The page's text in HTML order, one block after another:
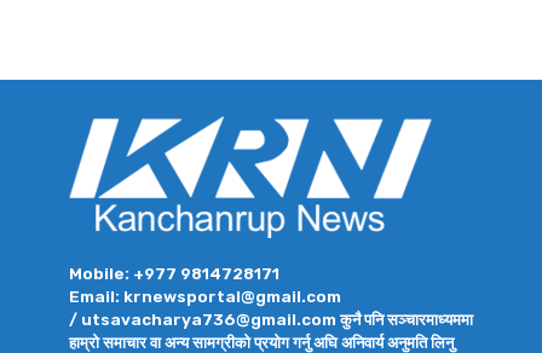
Mobile: +977 9814728171
Email: krnewsportal@gmail.com
/ utsavacharya736@gmail.com कुनै पनि सञ्चारमाध्यममा
हाम्रो समाचार वा अन्य सामग्रीको प्रयोग गर्नु अघि अनिवार्य अनुमति लिनु